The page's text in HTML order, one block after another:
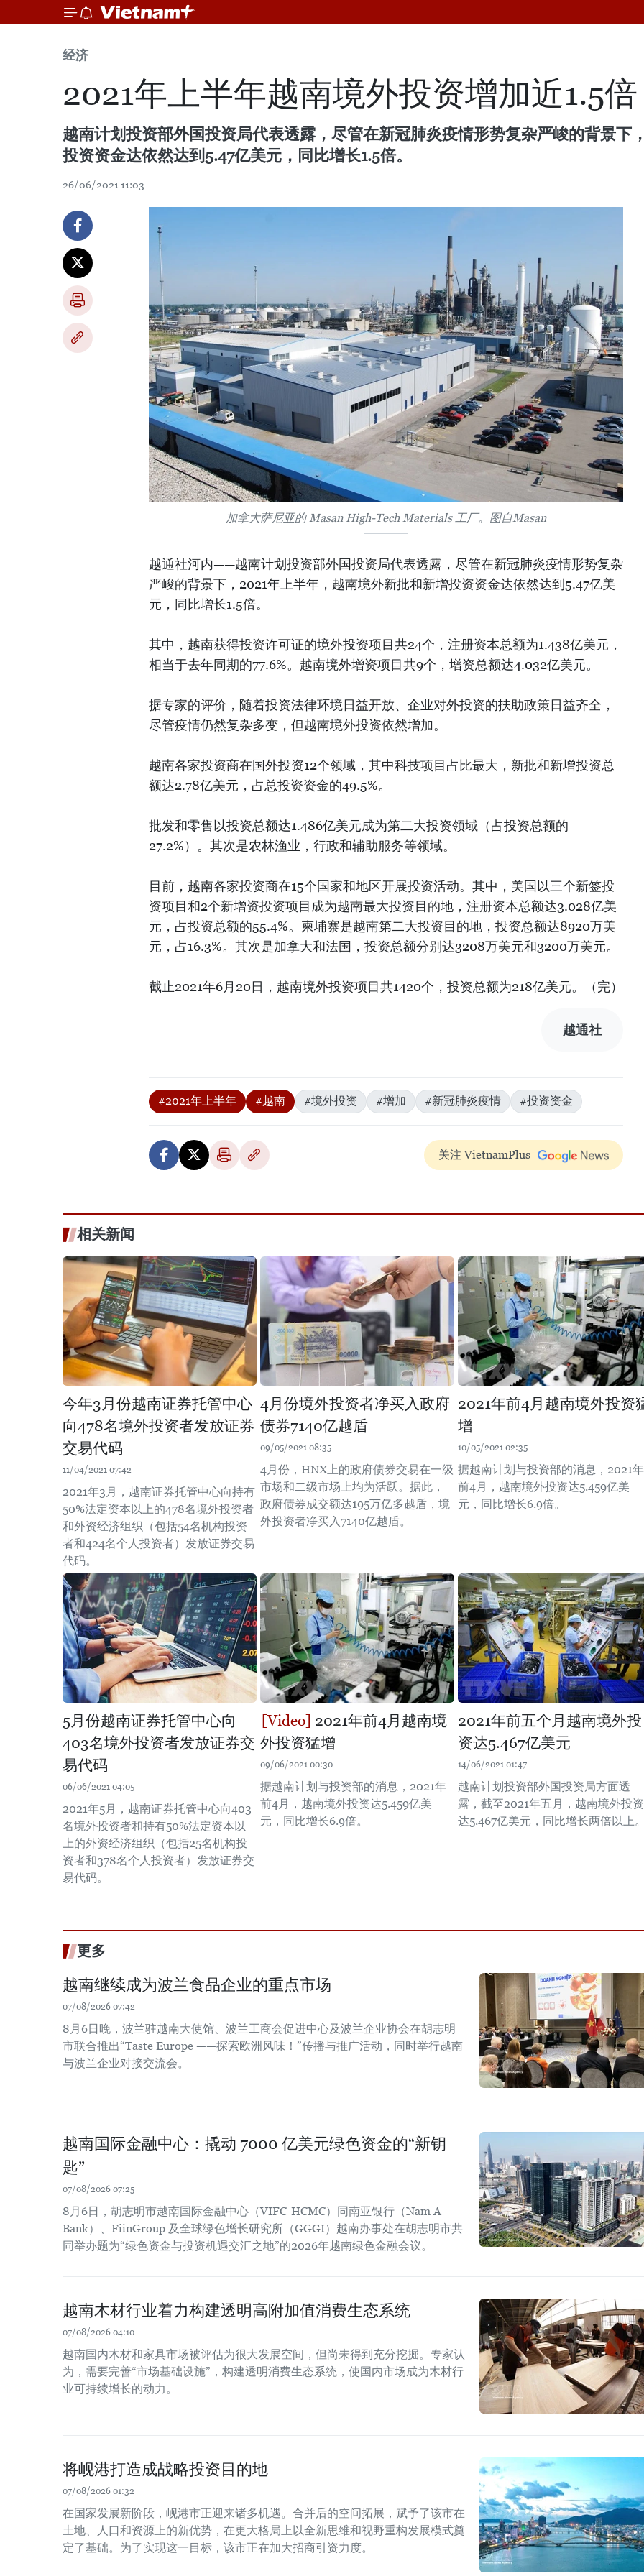
经济
2021年上半年越南境外投资增加近1.5倍
越南计划投资部外国投资局代表透露，尽管在新冠肺炎疫情形势复杂严峻的背景下
投资资金达依然达到5.47亿美元，同比增长1.5倍。
26/06/2021 11:03
加拿大萨尼亚的 Masan High-Tech Materials 工厂。图自Masan
越通社河内——越南计划投资部外国投资局代表透露，尽管在新冠肺炎疫情形势复杂
严峻的背景下，2021年上半年，越南境外新批和新增投资资金达依然达到5.47亿美
元，同比增长1.5倍。
其中，越南获得投资许可证的境外投资项目共24个，注册资本总额为1.438亿美元，
相当于去年同期的77.6%。越南境外增资项目共9个，增资总额达4.032亿美元。
据专家的评价，随着投资法律环境日益开放、企业对外投资的扶助政策日益齐全，
尽管疫情仍然复杂多变，但越南境外投资依然增加。
越南各家投资商在国外投资12个领域，其中科技项目占比最大，新批和新增投资总
额达2.78亿美元，占总投资资金的49.5%。
批发和零售以投资总额达1.486亿美元成为第二大投资领域（占投资总额的
27.2%）。其次是农林渔业，行政和辅助服务等领域。
目前，越南各家投资商在15个国家和地区开展投资活动。其中，美国以三个新签投
资项目和2个新增资投资项目成为越南最大投资目的地，注册资本总额达3.028亿美
元，占投资总额的55.4%。柬埔寨是越南第二大投资目的地，投资总额达8920万美
元，占16.3%。其次是加拿大和法国，投资总额分别达3208万美元和3200万美元。
截止2021年6月20日，越南境外投资项目共1420个，投资总额为218亿美元。（完）
越通社
#2021年上半年 #越南 #境外投资 #增加 #新冠肺炎疫情 #投资资金
关注 VietnamPlus
相关新闻
今年3月份越南证券托管中心
向478名境外投资者发放证券
交易代码
11/04/2021 07:42
2021年3月，越南证券托管中心向持有
50%法定资本以上的478名境外投资者
和外资经济组织（包括54名机构投资
者和424名个人投资者）发放证券交易
代码。
4月份境外投资者净买入政府
债券7140亿越盾
09/05/2021 08:35
4月份，HNX上的政府债券交易在一级
市场和二级市场上均为活跃。据此，
政府债券成交额达195万亿多越盾，境
外投资者净买入7140亿越盾。
2021年前4月越南境外投资
增
10/05/2021 02:35
据越南计划与投资部的消息，2021年
前4月，越南境外投资达5.459亿美
元，同比增长6.9倍。
5月份越南证券托管中心向
403名境外投资者发放证券交
易代码
06/06/2021 04:05
2021年5月，越南证券托管中心向403
名境外投资者和持有50%法定资本以
上的外资经济组织（包括25名机构投
资者和378名个人投资者）发放证券交
易代码。
2021年前4月越南境
外投资猛增
09/06/2021 00:30
据越南计划与投资部的消息，2021年
前4月，越南境外投资达5.459亿美
元，同比增长6.9倍。
2021年前五个月越南境外投
资达5.467亿美元
14/06/2021 01:47
越南计划投资部外国投资局方面透
露，截至2021年五月，越南境外投资
达5.467亿美元，同比增长两倍以上
更多
越南继续成为波兰食品企业的重点市场
07/08/2026 07:42
8月6日晚，波兰驻越南大使馆、波兰工商会促进中心及波兰企业协会在胡志明
市联合推出“Taste Europe ——探索欧洲风味！”传播与推广活动，同时举行越南
与波兰企业对接交流会。
越南国际金融中心：撬动 7000 亿美元绿色资金的“新钥
匙”
07/08/2026 07:25
8月6日，胡志明市越南国际金融中心（VIFC-HCMC）同南亚银行（Nam A
Bank）、FiinGroup 及全球绿色增长研究所（GGGI）越南办事处在胡志明市共
同举办题为“绿色资金与投资机遇交汇之地”的2026年越南绿色金融会议。
越南木材行业着力构建透明高附加值消费生态系统
07/08/2026 04:10
越南国内木材和家具市场被评估为很大发展空间，但尚未得到充分挖掘。专家认
为，需要完善“市场基础设施”，构建透明消费生态系统，使国内市场成为木材行
业可持续增长的动力。
将岘港打造成战略投资目的地
07/08/2026 01:32
在国家发展新阶段，岘港市正迎来诸多机遇。合并后的空间拓展，赋予了该市在
土地、人口和资源上的新优势，在更大格局上以全新思维和视野重构发展模式奠
定了基础。为了实现这一目标，该市正在加大招商引资力度。